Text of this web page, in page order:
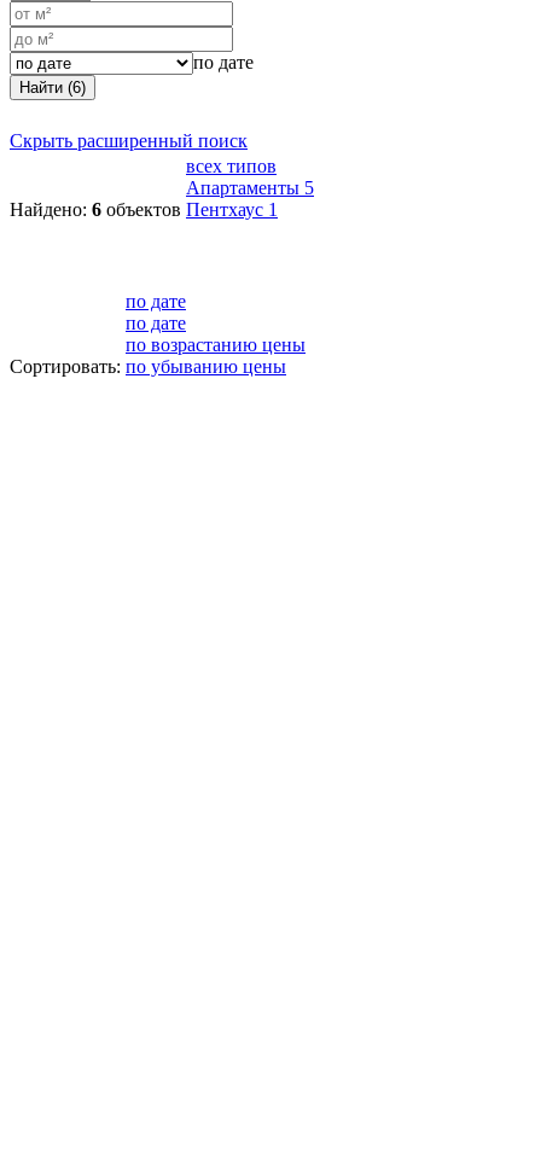
по дате
Найти (6)
Скрыть расширенный поиск
Найдено: 6 объектов
всех типов
Апартаменты 5
Пентхаус 1
Сортировать:
по дате
по дате
по возрастанию цены
по убыванию цены